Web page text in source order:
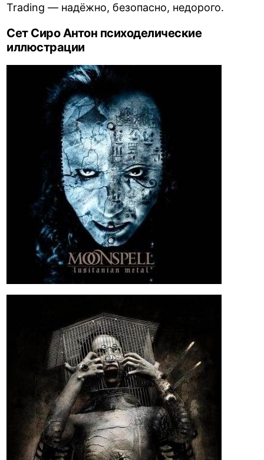
Trading — надёжно, безопасно, недорого.
Сет Сиро Антон психоделические
иллюстрации